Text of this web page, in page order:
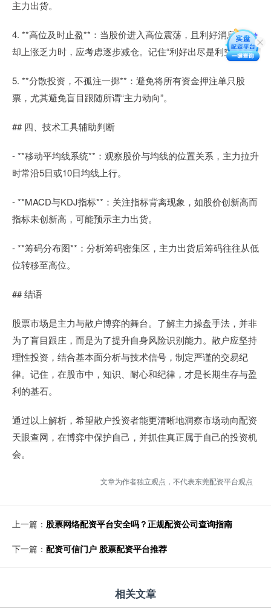
主力出货。
4. **高位及时止盈**：当股价进入高位震荡，且利好消息频出
却上涨乏力时，应考虑逐步减仓。记住“利好出尽是利空”。
5. **分散投资，不孤注一掷**：避免将所有资金押注单只股
票，尤其避免盲目跟随所谓“主力动向”。
## 四、技术工具辅助判断
- **移动平均线系统**：观察股价与均线的位置关系，主力拉升
时常沿5日或10日均线上行。
- **MACD与KDJ指标**：关注指标背离现象，如股价创新高而
指标未创新高，可能预示主力出货。
- **筹码分布图**：分析筹码密集区，主力出货后筹码往往从低
位转移至高位。
## 结语
股票市场是主力与散户博弈的舞台。了解主力操盘手法，并非
为了盲目跟庄，而是为了提升自身风险识别能力。散户应坚持
理性投资，结合基本面分析与技术信号，制定严谨的交易纪
律。记住，在股市中，知识、耐心和纪律，才是长期生存与盈
利的基石。
通过以上解析，希望散户投资者能更清晰地洞察市场动向配资
天眼查网，在博弈中保护自己，并抓住真正属于自己的投资机
会。
文章为作者独立观点，不代表东莞配资平台观点
上一篇： 股票网络配资平台安全吗？正规配资公司查询指南
下一篇： 配资可信门户 股票配资平台推荐
相关文章